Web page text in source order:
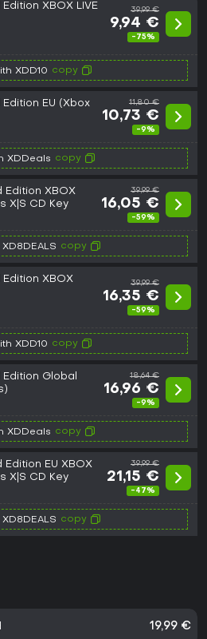
XBOX LIVE
39,99 €
9,94 €
-75%
XDD10 copy
EU (Xbox
11,80 €
10,73 €
-9%
XDDeals copy
Edition XBOX
X|S CD Key
39,99 €
16,05 €
-59%
copy
XBOX
39,99 €
16,35 €
-59%
XDD10 copy
Global
18,64 €
16,96 €
-9%
XDDeals copy
Edition EU XBOX
X|S CD Key
39,99 €
21,15 €
-47%
copy
19,99 €